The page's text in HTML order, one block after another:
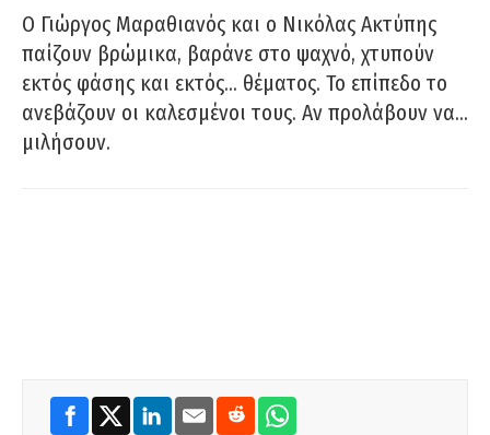
Ο Γιώργος Μαραθιανός και ο Νικόλας Ακτύπης
παίζουν βρώμικα, βαράνε στο ψαχνό, χτυπούν
εκτός φάσης και εκτός… θέματος. Το επίπεδο το
ανεβάζουν οι καλεσμένοι τους. Αν προλάβουν να…
μιλήσουν.